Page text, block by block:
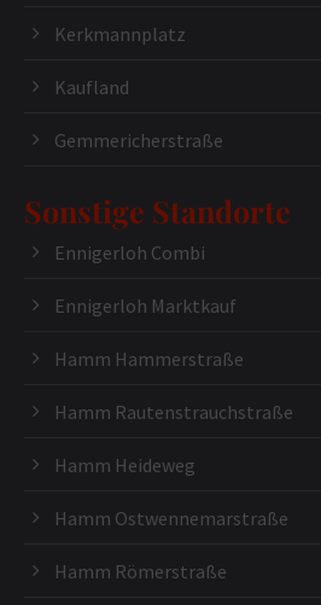
Kerkmannplatz
Kaufland
Gemmericherstraße
Sonstige Standorte
Ennigerloh Combi
Ennigerloh Marktkauf
Hamm Hammerstraße
Hamm Rautenstrauchstraße
Hamm Heideweg
Hamm Ostwennemarstraße
Hamm Römerstraße